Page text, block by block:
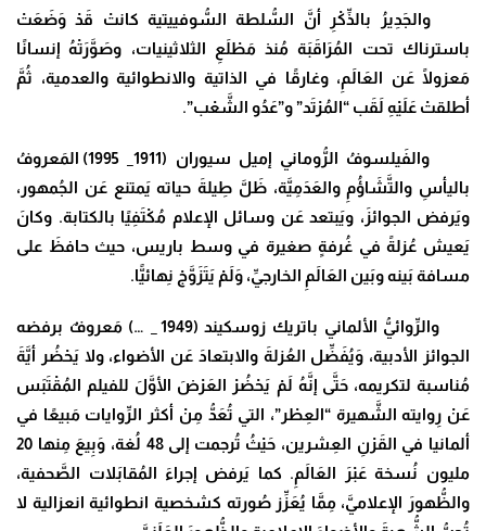
والجَدِيرُ بالذِّكْرِ أنَّ السُّلطة السُّوفييتية كانتْ قَدْ وَضَعَتْ
باسترناك تحت المُرَاقَبَة مُنذ مَطْلَعِ الثلاثينيات، وصَوَّرَتْهُ إنسانًا
مَعزولًا عَن العَالَمِ، وغارقًا في الذاتية والانطوائية والعدمية، ثُمَّ
أطلقتْ عَلَيْهِ لَقَب “المُرْتَد” و”عَدُو الشَّعْب”.
والفَيلسوفُ الرُّوماني إميل سيوران (1911_ 1995) المَعروفُ
باليأسِ والتَّشَاؤُمِ والعَدَمِيَّة، ظَلَّ طِيلةَ حياته يَمتنع عَن الجُمهور،
ويَرفض الجوائزَ، ويَبتعد عَن وسائل الإعلام مُكْتَفِيًا بالكتابة. وكانَ
يَعيش عُزلةً في غُرفةٍ صغيرة في وسط باريس، حيث حافظَ على
مسافة بَينه وبَين العَالَمِ الخارجيِّ، وَلَمْ يَتَزَوَّجْ نِهائيًّا.
والرِّوائيُّ الألماني باتريك زوسكيند (1949 _ …) مَعروفٌ برفضه
الجوائز الأدبية، وَيُفَضِّل العُزلةَ والابتعادَ عَن الأضواء، ولا يَحْضُر أيَّةَ
مُناسبة لتكريمه، حَتَّى إنَّهُ لَمْ يَحْضُرْ العَرْضَ الأوَّلَ للفيلم المُقْتَبَس
عَنْ رِوايته الشَّهيرة “العِطْر”، التي تُعَدُّ مِنْ أكثر الرِّوايات مَبيعًا في
ألمانيا في القَرْنِ العِشرين، حَيْثُ تُرجمت إلى 48 لُغة، وَبِيعَ مِنها 20
مليون نُسخة عَبْرَ العَالَمِ. كما يَرفض إجراءَ المُقابَلات الصَّحفية،
والظُّهورَ الإعلاميَّ، مِمَّا يُعَزِّز صُورته كشخصية انطوائية انعزالية لا